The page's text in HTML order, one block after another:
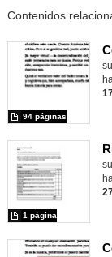
Contenidos
94 páginas
1 página